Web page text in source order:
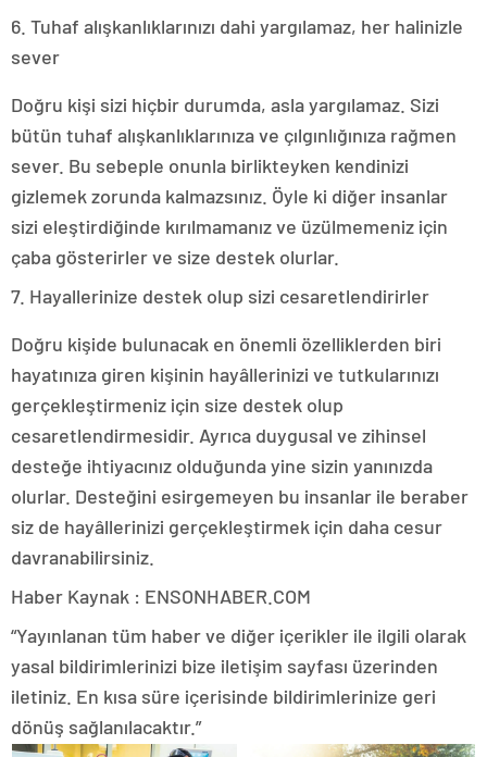
6. Tuhaf alışkanlıklarınızı dahi yargılamaz, her halinizle
sever
Doğru kişi sizi hiçbir durumda, asla yargılamaz. Sizi
bütün tuhaf alışkanlıklarınıza ve çılgınlığınıza rağmen
sever. Bu sebeple onunla birlikteyken kendinizi
gizlemek zorunda kalmazsınız. Öyle ki diğer insanlar
sizi eleştirdiğinde kırılmamanız ve üzülmemeniz için
çaba gösterirler ve size destek olurlar.
7. Hayallerinize destek olup sizi cesaretlendirirler
Doğru kişide bulunacak en önemli özelliklerden biri
hayatınıza giren kişinin hayâllerinizi ve tutkularınızı
gerçekleştirmeniz için size destek olup
cesaretlendirmesidir. Ayrıca duygusal ve zihinsel
desteğe ihtiyacınız olduğunda yine sizin yanınızda
olurlar. Desteğini esirgemeyen bu insanlar ile beraber
siz de hayâllerinizi gerçekleştirmek için daha cesur
davranabilirsiniz.
Haber Kaynak : ENSONHABER.COM
“Yayınlanan tüm haber ve diğer içerikler ile ilgili olarak
yasal bildirimlerinizi bize iletişim sayfası üzerinden
iletiniz. En kısa süre içerisinde bildirimlerinize geri
dönüş sağlanılacaktır.”